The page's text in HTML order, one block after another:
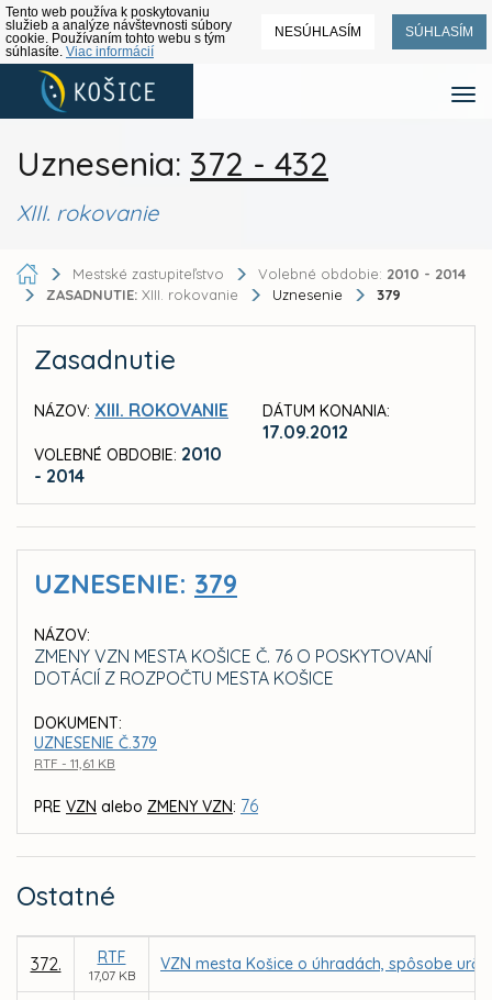
Tento web používa k poskytovaniu
služieb a analýze návštevnosti súbory
cookie. Používaním tohto webu s tým
súhlasíte. Viac informácií
NESÚHLASÍM SÚHLASÍM
Uznesenia: 372 - 432
XIII. rokovanie
Mestské zastupiteľstvo Volebné obdobie: 2010 - 2014
ZASADNUTIE: XIII. rokovanie Uznesenie 379
Zasadnutie
NÁZOV: XIII. ROKOVANIE
VOLEBNÉ OBDOBIE: 2010
- 2014
DÁTUM KONANIA:
17.09.2012
UZNESENIE: 379
NÁZOV:
ZMENY VZN MESTA KOŠICE Č. 76 O POSKYTOVANÍ
DOTÁCIÍ Z ROZPOČTU MESTA KOŠICE
DOKUMENT:
UZNESENIE Č.379
RTF - 11,61 KB
PRE VZN alebo ZMENY VZN: 76
Ostatné
372. RTF
17,07 KB
VZN mesta Košice o úhradách, spôsobe